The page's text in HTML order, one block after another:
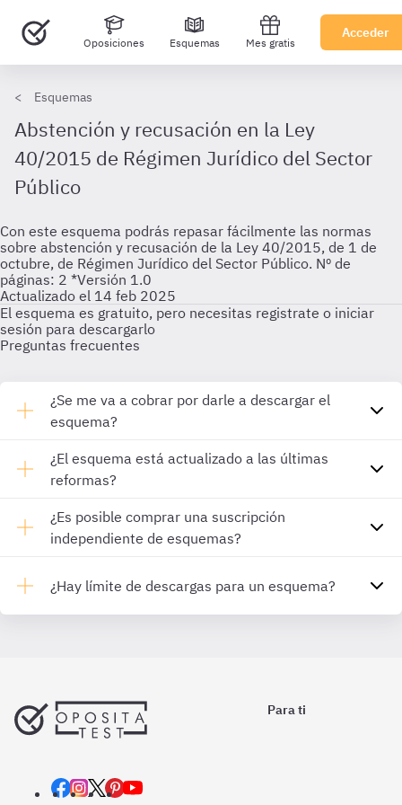
Oposiciones Esquemas Mes gratis
Acceder
Esquemas
Abstención y recusación en la Ley
40/2015 de Régimen Jurídico del Sector
Público
Con este esquema podrás repasar fácilmente las normas
sobre abstención y recusación de la Ley 40/2015, de 1 de
octubre, de Régimen Jurídico del Sector Público. Nº de
páginas: 2 *Versión 1.0
Actualizado el 14 feb 2025
El esquema es gratuito, pero necesitas registrate o iniciar
sesión para descargarlo
Preguntas frecuentes
¿Se me va a cobrar por darle a descargar el
esquema?
¿El esquema está actualizado a las últimas
reformas?
¿Es posible comprar una suscripción
independiente de esquemas?
¿Hay límite de descargas para un esquema?
Para ti